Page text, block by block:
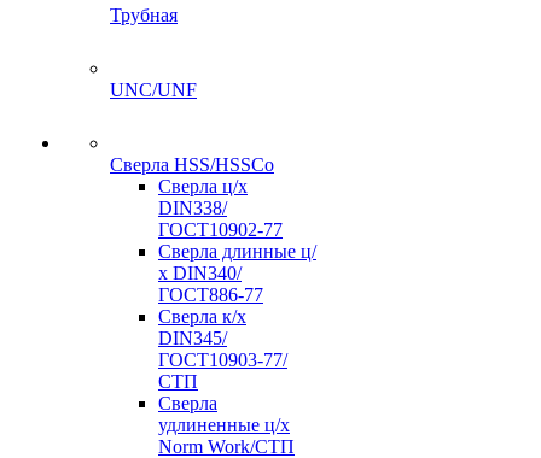
Трубная
UNC/UNF
Сверла HSS/HSSCo
Сверла ц/х
DIN338/
ГОСТ10902-77
Сверла длинные ц/
х DIN340/
ГОСТ886-77
Сверла к/х
DIN345/
ГОСТ10903-77/
СТП
Сверла
удлиненные ц/х
Norm Work/СТП